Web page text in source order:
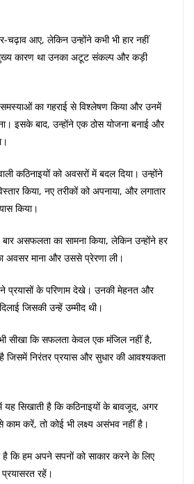
चढ़ाव आए, लेकिन उन्होंने कभी भी हार नहीं
कारण था उनका अटूट संकल्प और कड़ी
का गहराई से विश्लेषण किया और उनमें
इसके बाद, उन्होंने एक ठोस योजना बनाई और
कठिनाइयों को अवसरों में बदल दिया। उन्होंने
किया, नए तरीकों को अपनाया, और लगातार
किया।
असफलता का सामना किया, लेकिन उन्होंने हर
माना और उससे प्रेरणा ली।
के परिणाम देखे। उनकी मेहनत और
जिसकी उन्हें उम्मीद थी।
सीखा कि सफलता केवल एक मंजिल नहीं है,
जिसमें निरंतर प्रयास और सुधार की आवश्यकता
सिखाती है कि कठिनाइयों के बावजूद, अगर
करें, तो कोई भी लक्ष्य असंभव नहीं है।
है कि हम अपने सपनों को साकार करने के लिए
रहें।